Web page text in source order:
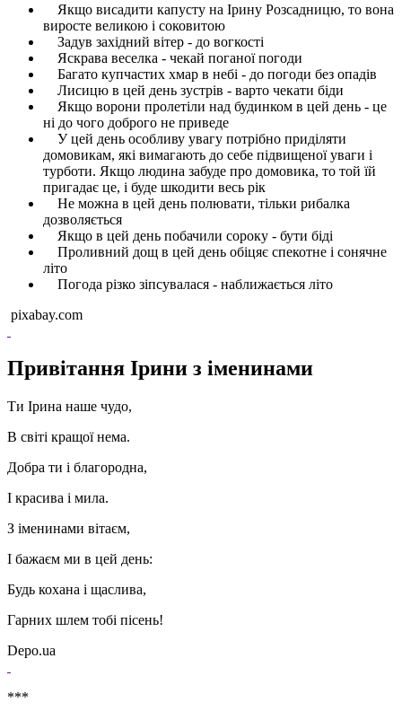
Якщо висадити капусту на Ірину Розсадницю, то вона
виросте великою і соковитою
Задув західний вітер - до вогкості
Яскрава веселка - чекай поганої погоди
Багато купчастих хмар в небі - до погоди без опадів
Лисицю в цей день зустрів - варто чекати біди
Якщо ворони пролетіли над будинком в цей день - це
ні до чого доброго не приведе
У цей день особливу увагу потрібно приділяти
домовикам, які вимагають до себе підвищеної уваги і
турботи. Якщо людина забуде про домовика, то той їй
пригадає це, і буде шкодити весь рік
Не можна в цей день полювати, тільки рибалка
дозволяється
Якщо в цей день побачили сороку - бути біді
Проливний дощ в цей день обіцяє спекотне і сонячне
літо
Погода різко зіпсувалася - наближається літо
pixabay.com
Привітання Ірини з іменинами
Ти Ірина наше чудо,
В світі кращої нема.
Добра ти і благородна,
І красива і мила.
З іменинами вітаєм,
І бажаєм ми в цей день:
Будь кохана і щаслива,
Гарних шлем тобі пісень!
Depo.ua
***